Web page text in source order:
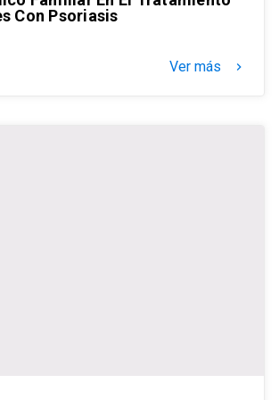
Con Psoriasis
Ver más keyboard_arrow_right